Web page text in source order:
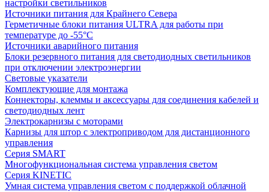
настройки светильников
Источники питания для Крайнего Севера
Герметичные блоки питания ULTRA для работы при
температуре до -55°C
Источники аварийного питания
Блоки резервного питания для светодиодных светильников
при отключении электроэнергии
Световые указатели
Комплектующие для монтажа
Коннекторы, клеммы и аксессуары для соединения кабелей и
светодиодных лент
Электрокарнизы с моторами
Карнизы для штор с электроприводом для дистанционного
управления
Серия SMART
Многофункциональная система управления светом
Серия KINETIC
Умная система управления светом с поддержкой облачной